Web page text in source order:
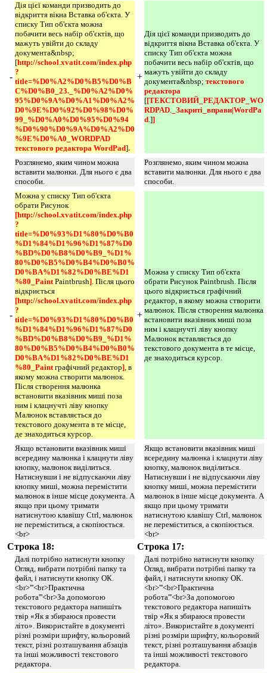
-
Дія цієї команди призводить до
відкриття вікна Вставка об'єкта. У
списку Тип об'єкта можна
побачити весь набір об'єктів, що
мажуть увійти до складу
документа&nbsp;
[http://school.xvatit.com/index.php
?
title=%D0%A2%D0%B5%D0%B
C%D0%B0_23._%D0%A2%D0%
95%D0%9A%D0%A1%D0%A2%
D0%9E%D0%92%D0%98%D0%
99_%D0%A0%D0%95%D0%94
%D0%90%D0%9A%D0%A2%D0
%9E%D0%A0_WORDPAD
текстового редактора WordPad].
+
Дія цієї команди призводить до
відкриття вікна Вставка об'єкта. У
списку Тип об'єкта можна
побачити весь набір об'єктів, що
мажуть увійти до складу
документа&nbsp; текстового
[[ТЕКСТОВИЙ_РЕДАКТОР_WO
RDPAD. _Закриті_вправи|WordPa
d.]]
Розглянемо, яким чином можна
вставити малюнки. Для нього є два
способи.
Розглянемо, яким чином можна
вставити малюнки. Для нього є два
способи.
-
Можна у списку Тип об'єкта
обрати Рисунок
[http://school.xvatit.com/index.php
?
title=%D0%93%D1%80%D0%B0
%D1%84%D1%96%D1%87%D0
%BD%D0%B8%D0%B9_%D1%
80%D0%B5%D0%B4%D0%B0%
D0%BA%D1%82%D0%BE%D1
%80_Paint Раіntbrush]. Після цього
відкриється
[http://school.xvatit.com/index.php
?
title=%D0%93%D1%80%D0%B0
%D1%84%D1%96%D1%87%D0
%BD%D0%B8%D0%B9_%D1%
80%D0%B5%D0%B4%D0%B0%
D0%BA%D1%82%D0%BE%D1
%80_Paint графічний редактор], в
якому можна створити малюнок.
Після створення малюнка
встановити вказівник миші поза
ним і клацнучті ліву кнопку
Малюнок вставляється до
текстового документа в те місце,
де знаходиться курсор.
+
Можна у списку Тип об'єкта
обрати Рисунок Раіntbrush. Після
цього відкриється графічний
редактор, в якому можна створити
малюнок. Після створення малюнка
встановити вказівник миші поза
ним і клацнучті ліву кнопку
Малюнок вставляється до
текстового документа в те місце,
де знаходиться курсор.
Якщо встановити вказівник миші
всередину малюнка і клацнути ліву
кнопку, малюнок виділиться.
Натиснувши і не відпускаючи ліву
кнопку миші, можна перемістити
малюнок в інше місце документа. А
якщо при цьому тримати
натиснутою клавішу Сtrl, малюнок
не переміститься, а скопіюється.
<br>
Якщо встановити вказівник миші
всередину малюнка і клацнути ліву
кнопку, малюнок виділиться.
Натиснувши і не відпускаючи ліву
кнопку миші, можна перемістити
малюнок в інше місце документа. А
якщо при цьому тримати
натиснутою клавішу Сtrl, малюнок
не переміститься, а скопіюється.
<br>
Строка 18: Строка 17:
Далі потрібно натиснути кнопку
Огляд, вибрати потрібні папку та
файл, і натиснути кнопку ОК.
<br>'''<br>Практична
робота'''<br>За допомогою
текстового редактора напишіть
твір «Як я збираюся провести
літо». Використайте в документі
різні розміри шрифту, кольоровий
текст, різні розташування абзаців
та інші можливості текстового
редактора.
Далі потрібно натиснути кнопку
Огляд, вибрати потрібні папку та
файл, і натиснути кнопку ОК.
<br>'''<br>Практична
робота'''<br>За допомогою
текстового редактора напишіть
твір «Як я збираюся провести
літо». Використайте в документі
різні розміри шрифту, кольоровий
текст, різні розташування абзаців
та інші можливості текстового
редактора.